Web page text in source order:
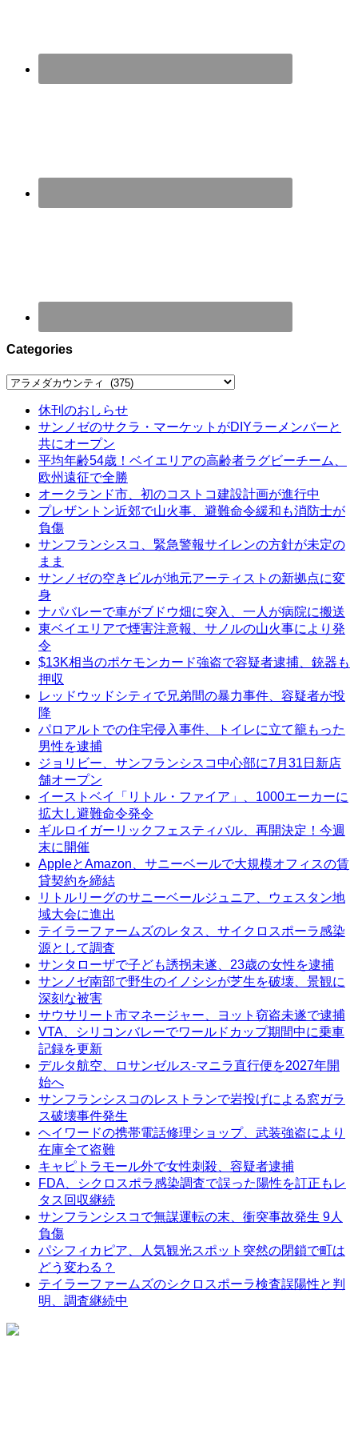
Categories
Categories
休刊のおしらせ
サンノゼのサクラ・マーケットがDIYラーメンバーと
共にオープン
平均年齢54歳！ベイエリアの高齢者ラグビーチーム、
欧州遠征で全勝
オークランド市、初のコストコ建設計画が進行中
プレザントン近郊で山火事、避難命令緩和も消防士が
負傷
サンフランシスコ、緊急警報サイレンの方針が未定の
まま
サンノゼの空きビルが地元アーティストの新拠点に変
身
ナパバレーで車がブドウ畑に突入、一人が病院に搬送
東ベイエリアで煙害注意報、サノルの山火事により発
令
$13K相当のポケモンカード強盗で容疑者逮捕、銃器も
押収
レッドウッドシティで兄弟間の暴力事件、容疑者が投
降
パロアルトでの住宅侵入事件、トイレに立て籠もった
男性を逮捕
ジョリビー、サンフランシスコ中心部に7月31日新店
舗オープン
イーストベイ「リトル・ファイア」、1000エーカーに
拡大し避難命令発令
ギルロイガーリックフェスティバル、再開決定！今週
末に開催
AppleとAmazon、サニーベールで大規模オフィスの賃
貸契約を締結
リトルリーグのサニーベールジュニア、ウェスタン地
域大会に進出
テイラーファームズのレタス、サイクロスポーラ感染
源として調査
サンタローザで子ども誘拐未遂、23歳の女性を逮捕
サンノゼ南部で野生のイノシシが芝生を破壊、景観に
深刻な被害
サウサリート市マネージャー、ヨット窃盗未遂で逮捕
VTA、シリコンバレーでワールドカップ期間中に乗車
記録を更新
デルタ航空、ロサンゼルス-マニラ直行便を2027年開
始へ
サンフランシスコのレストランで岩投げによる窓ガラ
ス破壊事件発生
ヘイワードの携帯電話修理ショップ、武装強盗により
在庫全て盗難
キャピトラモール外で女性刺殺、容疑者逮捕
FDA、シクロスポラ感染調査で誤った陽性を訂正もレ
タス回収継続
サンフランシスコで無謀運転の末、衝突事故発生 9人
負傷
パシフィカピア、人気観光スポット突然の閉鎖で町は
どう変わる？
テイラーファームズのシクロスポーラ検査誤陽性と判
明、調査継続中